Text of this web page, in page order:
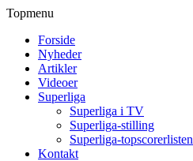
Topmenu
Forside
Nyheder
Artikler
Videoer
Superliga
Superliga i TV
Superliga-stilling
Superliga-topscorerlisten
Kontakt